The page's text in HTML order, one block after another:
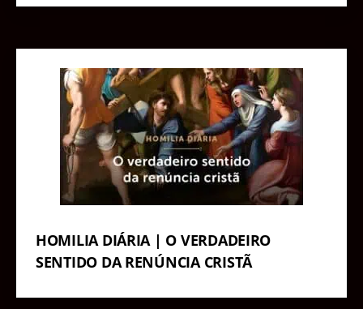
HOMILIA DIÁRIA | O VERDADEIRO
SENTIDO DA RENÚNCIA CRISTÃ